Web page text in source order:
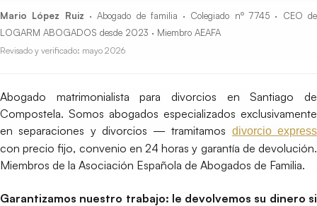
Mario López Ruiz · Abogado de familia · Colegiado nº 7745 · CEO de
LOGARM ABOGADOS desde 2023 · Miembro AEAFA
Revisado y verificado: mayo 2026
Abogado matrimonialista para divorcios en Santiago de
Compostela. Somos abogados especializados exclusivamente
en separaciones y divorcios — tramitamos divorcio express
con precio fijo, convenio en 24 horas y garantía de devolución.
Miembros de la Asociación Española de Abogados de Familia.
Garantizamos nuestro trabajo: le devolvemos su dinero si